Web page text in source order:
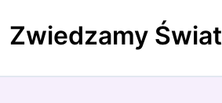
to
content
Zwiedzamy Świat